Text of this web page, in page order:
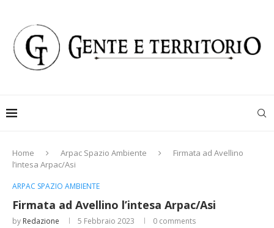
Home Arpac Spazio Ambiente
Firmata ad Avellino
l’intesa Arpac/Asi
ARPAC SPAZIO AMBIENTE
Firmata ad Avellino l’intesa Arpac/Asi
by Redazione 5 Febbraio 2023 0 comments